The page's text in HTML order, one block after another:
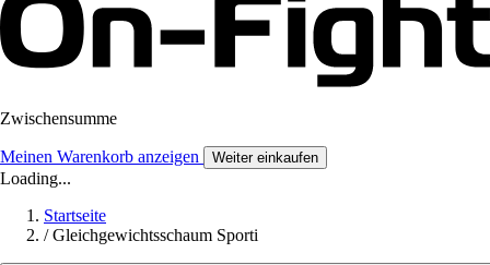
Zwischensumme
Meinen Warenkorb anzeigen Weiter einkaufen
Loading...
Startseite
/ Gleichgewichtsschaum Sporti